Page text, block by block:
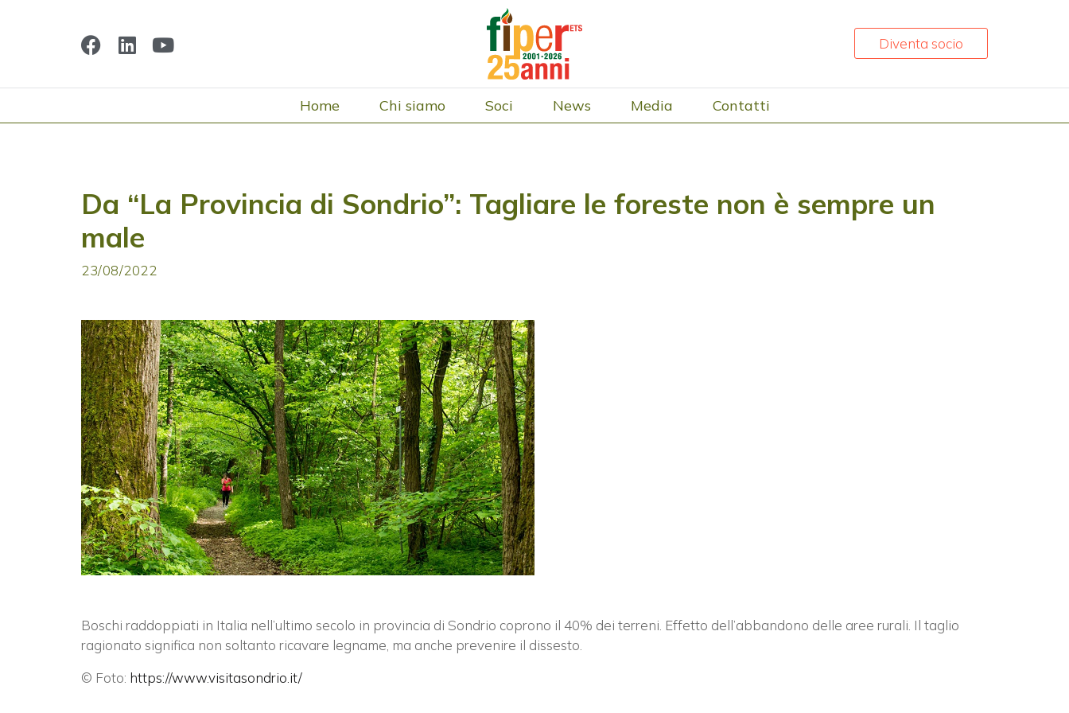
Diventa socio
Home Chi siamo Soci News Media Contatti
Da “La Provincia di Sondrio”: Tagliare le foreste non è sempre un
male
23/08/2022
Boschi raddoppiati in Italia nell’ultimo secolo in provincia di Sondrio coprono il 40% dei terreni. Effetto dell’abbandono delle aree rurali. Il taglio
ragionato significa non soltanto ricavare legname, ma anche prevenire il dissesto.
© Foto: https://www.visitasondrio.it/
Vuoi restare in contatto con
aggiornamenti?